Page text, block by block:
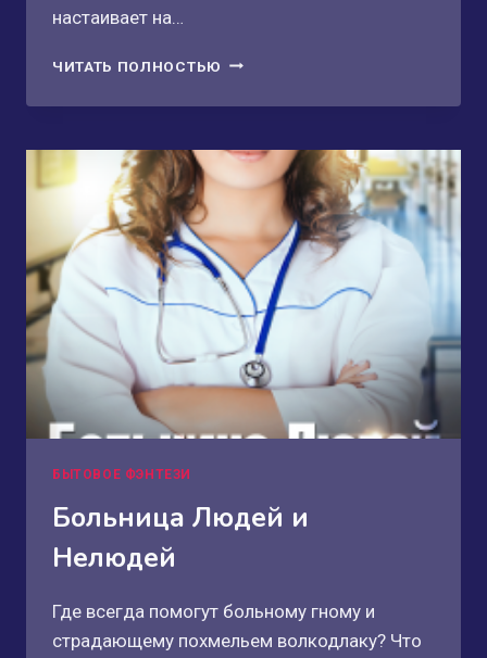
настаивает на…
ЧИТАТЬ ПОЛНОСТЬЮ ХОЗЯЙКА
ПОМЕСТЬЯ
БЫТОВОЕ ФЭНТЕЗИ
Больница Людей и
Нелюдей
Где всегда помогут больному гному и
страдающему похмельем волкодлаку? Что